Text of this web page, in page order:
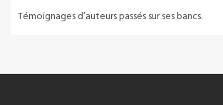
Témoignages d’auteurs passés sur ses bancs.